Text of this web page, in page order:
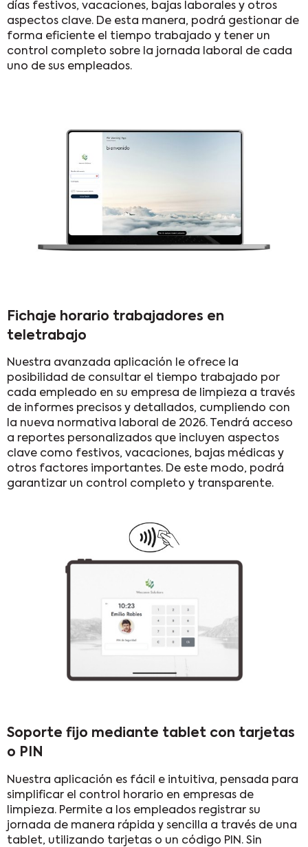
días festivos, vacaciones, bajas laborales y otros
aspectos clave. De esta manera, podrá gestionar de
forma eficiente el tiempo trabajado y tener un
control completo sobre la jornada laboral de cada
uno de sus empleados.
Fichaje horario trabajadores en
teletrabajo
Nuestra avanzada aplicación le ofrece la
posibilidad de consultar el tiempo trabajado por
cada empleado en su empresa de limpieza a través
de informes precisos y detallados, cumpliendo con
la nueva normativa laboral de 2026. Tendrá acceso
a reportes personalizados que incluyen aspectos
clave como festivos, vacaciones, bajas médicas y
otros factores importantes. De este modo, podrá
garantizar un control completo y transparente.
Soporte fijo mediante tablet con tarjetas
o PIN
Nuestra aplicación es fácil e intuitiva, pensada para
simplificar el control horario en empresas de
limpieza. Permite a los empleados registrar su
jornada de manera rápida y sencilla a través de una
tablet, utilizando tarjetas o un código PIN. Sin